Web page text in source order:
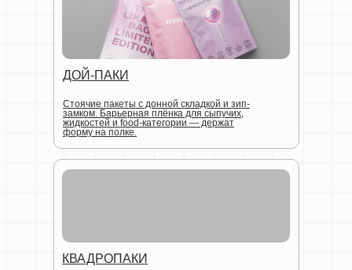
КВАДРОПАКИ
ДОЙ-ПАКИ
Стоячие пакеты с донной складкой и зип-
замком. Барьерная плёнка для сыпучих,
жидкостей и food-категории — держат
форму на полке.